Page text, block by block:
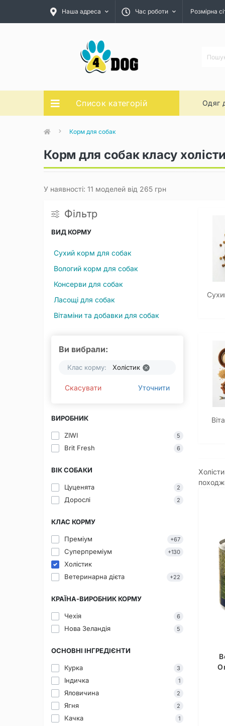
Наша адреса Час роботи Розмірна
Список категорій Одяг
Корм для собак
Корм для собак класу
У наявності: 11 моделей від 265 грн
Фільтр
ВИД КОРМУ
Сухий корм для собак
Вологий корм для собак
Консерви для собак
Ласощі для собак
Вітаміни та добавки для собак
Ви вибрали:
Клас корму: Холістик
Скасувати Уточнити
ВИРОБНИК
ZIWI 5
Brit Fresh 6
ВІК СОБАКИ
Цуценята 2
Дорослі 2
КЛАС КОРМУ
Преміум +67
Суперпреміум +130
Холістик
Ветеринарна дієта
+22
КРАЇНА-ВИРОБНИК КОРМУ
Чехія 6
Нова Зеландія 5
ОСНОВНІ ІНГРЕДІЄНТИ
Курка 3
Індичка 1
Яловичина 2
Ягня 2
Качка 1